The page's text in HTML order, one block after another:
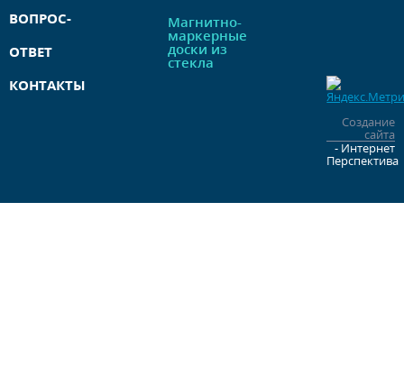
ВОПРОС-
ОТВЕТ
КОНТАКТЫ
Магнитно-
маркерные
доски из
стекла
Создание
сайта
- Интернет
Перспектива